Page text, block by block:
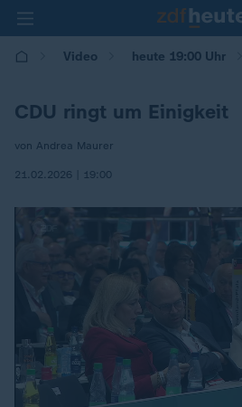
Video heute 19:00 Uhr
CDU ringt um Einigkeit
von Andrea Maurer
21.02.2026 | 19:00